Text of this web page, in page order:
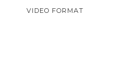
VIDEO FORMAT